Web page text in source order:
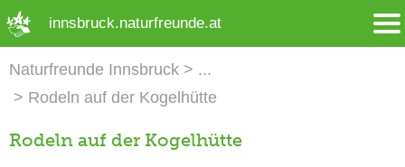
innsbruck.naturfreunde.at
Naturfreunde Innsbruck
Rodeln auf der Kogelhütte
Rodeln auf der Kogelhütte